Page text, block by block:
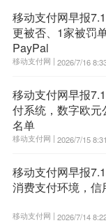
移动支付网早报
更被否、1家被罚
PayPal
移动支付网 | 2026/7/16
移动支付网早报
付系统，数字欧
名单
移动支付网 | 2026/7/15
移动支付网早报
消费支付环境，
移动支付网 | 2026/7/14